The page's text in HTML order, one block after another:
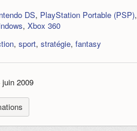
DS, PlayStation Portable (PSP),
,Xbox 360
,sport,stratégie,fantasy
juin 2009